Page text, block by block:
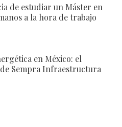
de estudiar un Máster en
a la hora de trabajo
en México: el
Sempra Infraestructura